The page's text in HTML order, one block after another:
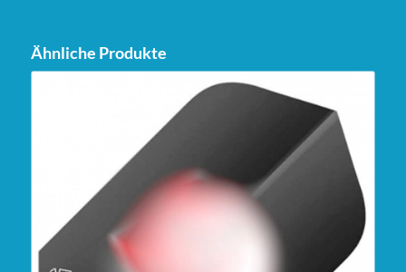
Ähnliche Produkte